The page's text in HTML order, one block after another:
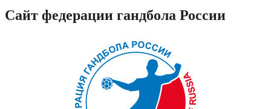
Сайт федерации гандбола России